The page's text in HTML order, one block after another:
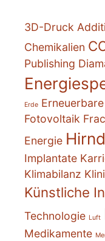
3D-Druck
Chemikalien
Publishing
Erde
Fotovoltaik
Energie
Implantate
Klimabilanz
Künstliche
Technologie Luft
Medikamente